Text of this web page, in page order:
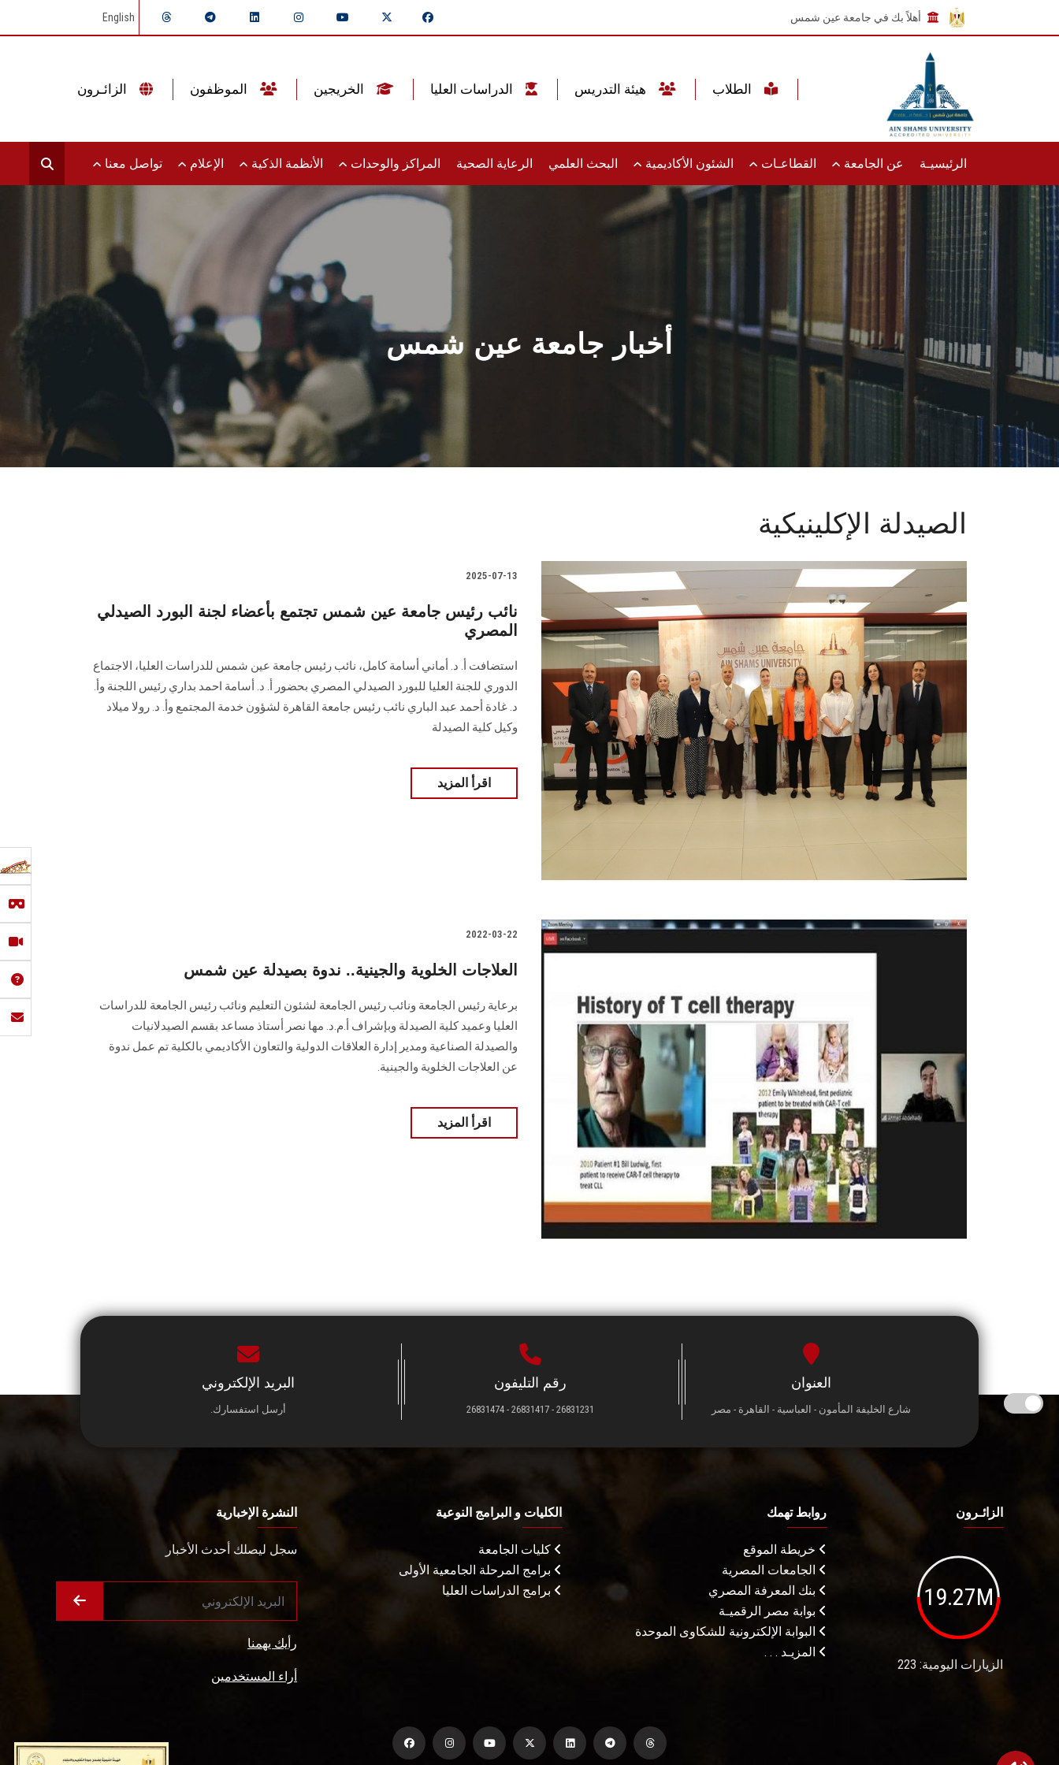
أهلاً بك في جامعة عين شمس English
الرئيسيـة عن الجامعة القطاعـات الشئون الأكاديمية البحث العلمي الرعاية الصحية المراكز والوحدات الأنظمة الذكية الإعلام تواصل معنا
أخبار جامعة عين شمس
الصيدلة الإكلينيكية
2025-07-13
نائب رئيس جامعة عين شمس تجتمع بأعضاء لجنة البورد الصيدلي
المصري
استضافت أ. د. أماني أسامة كامل، نائب رئيس جامعة عين شمس للدراسات العليا، الاجتماع
الدوري للجنة العليا للبورد الصيدلي المصري بحضور أ. د. أسامة احمد بداري رئيس اللجنة وأ.
د. غادة أحمد عبد الباري نائب رئيس جامعة القاهرة لشؤون خدمة المجتمع وأ. د. رولا ميلاد
وكيل كلية الصيدلة
اقرأ المزيد
2022-03-22
العلاجات الخلوية والجينية.. ندوة بصيدلة عين شمس
برعاية رئيس الجامعة ونائب رئيس الجامعة لشئون التعليم ونائب رئيس الجامعة للدراسات
العليا وعميد كلية الصيدلة وبإشراف أ.م.د. مها نصر أستاذ مساعد بقسم الصيدلانيات
والصيدلة الصناعية ومدير إدارة العلاقات الدولية والتعاون الأكاديمي بالكلية تم عمل ندوة
عن العلاجات الخلوية والجينية.
اقرأ المزيد
العنوان
شارع الخليفة المأمون - العباسية - القاهرة - مصر
رقم التليفون
26831231 - 26831417 - 26831474
البريد الإلكتروني
أرسل استفسارك.
الزائـرون
19.27M
الزيارات اليومية: 223
روابط تهمك
خريطة الموقع
الجامعات المصرية
بنك المعرفة المصري
بوابة مصر الرقميـة
البوابة الإلكترونية للشكاوى الموحدة
المزيـد . . .
الكليات و البرامج النوعية
كليات الجامعة
برامج المرحلة الجامعية الأولى
برامج الدراسات العليا
النشرة الإخبارية
سجل ليصلك أحدث الأخبار
رأيك يهمنا
أراء المستخدمين